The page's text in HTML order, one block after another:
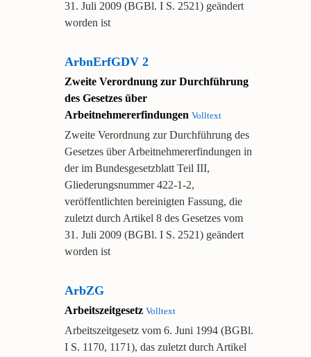
31. Juli 2009 (BGBl. I S. 2521) geändert
worden ist
ArbnErfGDV 2
Zweite Verordnung zur Durchführung
des Gesetzes über
ArbeitnehmererfindungenVolltext
Zweite Verordnung zur Durchführung des
Gesetzes über Arbeitnehmererfindungen in
der im Bundesgesetzblatt Teil III,
Gliederungsnummer 422-1-2,
veröffentlichten bereinigten Fassung, die
zuletzt durch Artikel 8 des Gesetzes vom
31. Juli 2009 (BGBl. I S. 2521) geändert
worden ist
ArbZG
ArbeitszeitgesetzVolltext
Arbeitszeitgesetz vom 6. Juni 1994 (BGBl.
I S. 1170, 1171), das zuletzt durch Artikel